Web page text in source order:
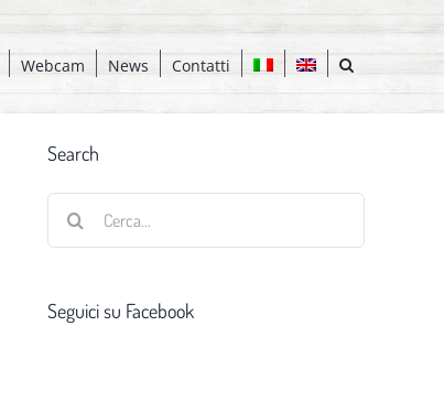
Webcam News Contatti
Search
Seguici su Facebook